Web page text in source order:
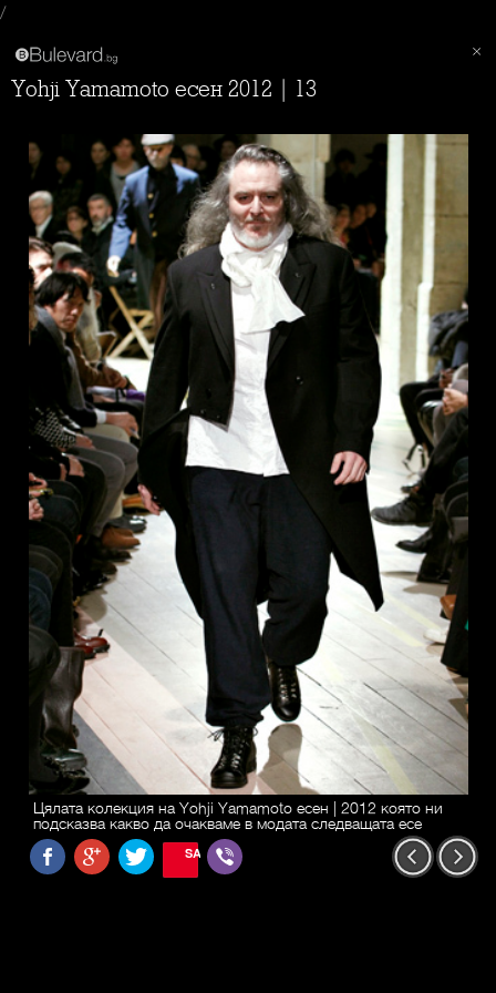
/
Yohji Yamamoto есен 2012 | 13
Цялата колекция на Yohji Yamamoto есен | 2012 която ни
подсказва какво да очакваме в модата следващата есе
SAVE